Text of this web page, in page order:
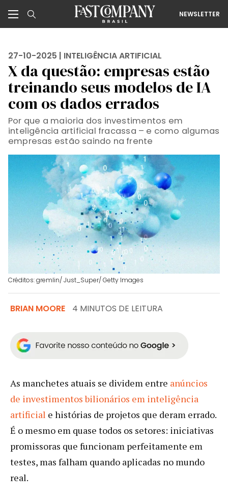
NEWSLETTER
27-10-2025 | INTELIGÊNCIA ARTIFICIAL
X da questão: empresas estão
treinando seus modelos de IA
com os dados errados
Por que a maioria dos investimentos em
inteligência artificial fracassa – e como algumas
empresas estão saindo na frente
Créditos: gremlin/ Just_Super/ Getty Images
BRIAN MOORE 4 MINUTOS DE LEITURA
As manchetes atuais se dividem entre anúncios
de investimentos bilionários em inteligência
artificial e histórias de projetos que deram errado.
É o mesmo em quase todos os setores: iniciativas
promissoras que funcionam perfeitamente em
testes, mas falham quando aplicadas no mundo
real.